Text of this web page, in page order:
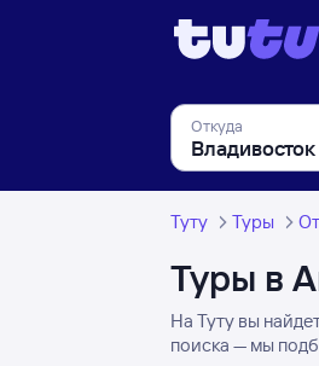
Откуда
Туту Туры
Туры в
На Туту вы
поиска — мы